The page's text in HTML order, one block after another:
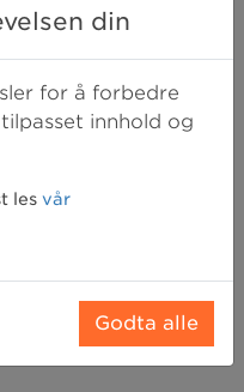
din
for å forbedre
innhold og
les vår
Godta alle